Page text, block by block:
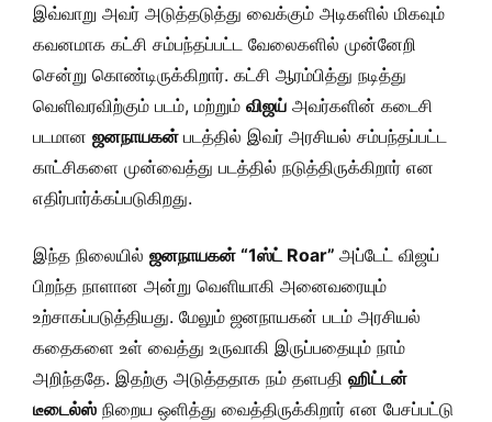
இவ்வாறு அவர் அடுத்தடுத்து வைக்கும் அடிகளில் மிகவும்
கவனமாக கட்சி சம்பந்தப்பட்ட வேலைகளில் முன்னேறி
சென்று கொண்டிருக்கிறார். கட்சி ஆரம்பித்து நடித்து
வெளிவரவிற்கும் படம், மற்றும் விஜய் அவர்களின் கடைசி
படமான ஜனநாயகன் படத்தில் இவர் அரசியல் சம்பந்தப்பட்ட
காட்சிகளை முன்வைத்து படத்தில் நடுத்திருக்கிறார் என
எதிர்பார்க்கப்படுகிறது.
இந்த நிலையில் ஜனநாயகன் “1ஸ்ட் Roar” அப்டேட் விஜய்
பிறந்த நாளான அன்று வெளியாகி அனைவரையும்
உற்சாகப்படுத்தியது. மேலும் ஜனநாயகன் படம் அரசியல்
கதைகளை உள் வைத்து உருவாகி இருப்பதையும் நாம்
அறிந்ததே. இதற்கு அடுத்ததாக நம் தளபதி ஹிட்டன்
டீடைல்ஸ் நிறைய ஒளித்து வைத்திருக்கிறார் என பேசப்பட்டு